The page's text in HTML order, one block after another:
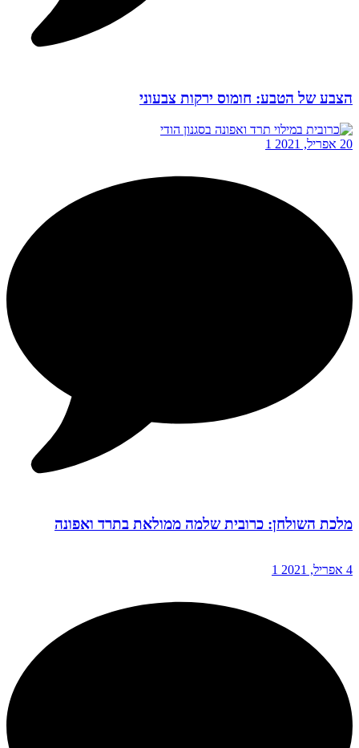
הצבע של הטבע: חומוס ירקות צבעוני
20 אפריל, 2021 1
מלכת השולחן: כרובית שלמה ממולאת בתרד ואפונה
4 אפריל, 2021 1